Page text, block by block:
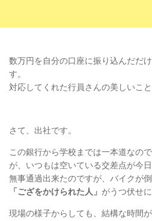
数万円を自分の口座に振り込んだだ
す。
対応してくれた行員さんの美しいこと
さて、出社です。
この銀行から学校までは一本道なの
が、いつもは空いている交差点が今日
無事通過出来たのですが、バイクが
「ござをかけられた人」 がうつ伏せ
現場の様子からしても、結構な時間